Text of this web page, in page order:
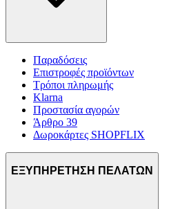
Παραδόσεις
Επιστροφές προϊόντων
Τρόποι πληρωμής
Klarna
Προστασία αγορών
Άρθρο 39
Δωροκάρτες SHOPFLIX
ΕΞΥΠΗΡΕΤΗΣΗ ΠΕΛΑΤΩΝ